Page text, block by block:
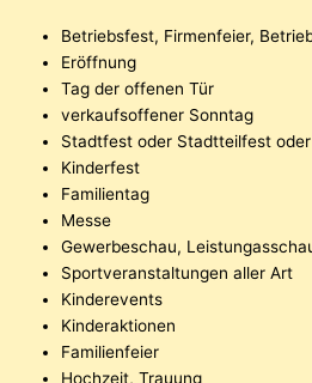
Betriebsfest, Firmenfeier,
Eröffnung
Tag der offenen Tür
verkaufsoffener Sonntag
Stadtfest oder Stadtteilfest
Kinderfest
Familientag
Messe
Gewerbeschau,
Sportveranstaltungen aller Art
Kinderevents
Kinderaktionen
Familienfeier
Hochzeit, Trauung